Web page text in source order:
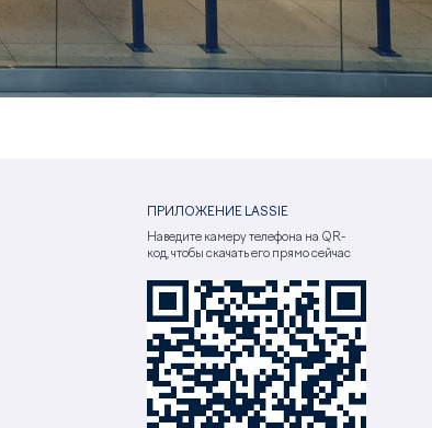
ПРИЛОЖЕНИЕ LASSIE
Наведите камеру телефона на QR-
код, чтобы скачать его прямо сейчас